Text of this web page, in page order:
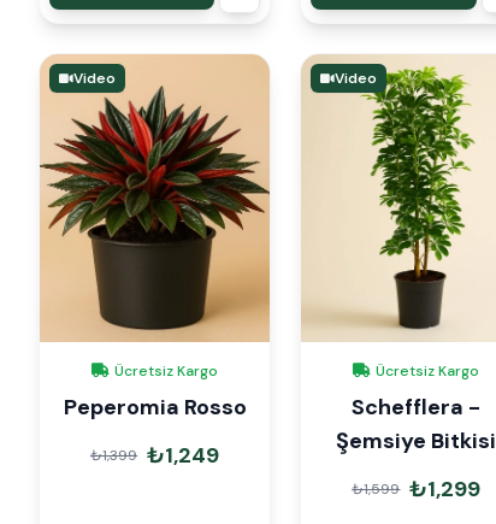
Video
Ücretsiz Kargo
Peperomia Rosso
₺1,399 ₺1,249
Video
Ücretsiz Kargo
Schefflera -
Şemsiye Bitkisi
120cm
₺1,599 ₺1,299